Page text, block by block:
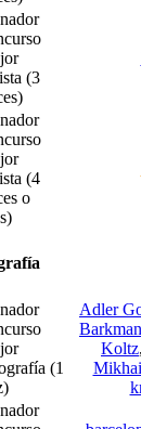
(3
(4
o
(1
Adler
Koltz,